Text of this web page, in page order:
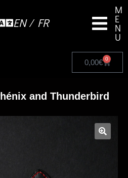
EN / FR
M
E
N
U
0,00€ 0
and Thunderbird